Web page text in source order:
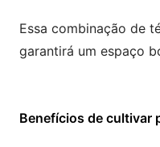
Essa combinação de
garantirá um espaço
Benefícios de cultivar